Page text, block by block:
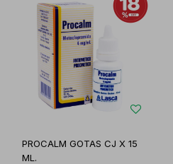
PROCALM GOTAS CJ X 15
ML.